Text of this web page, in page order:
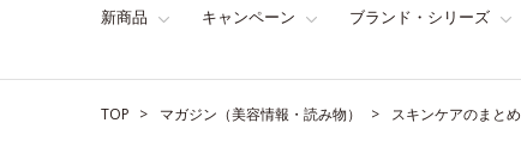
新商品 キャンペーン ブランド・シリーズ
TOP マガジン（美容情報・読み物） スキンケアのまとめ